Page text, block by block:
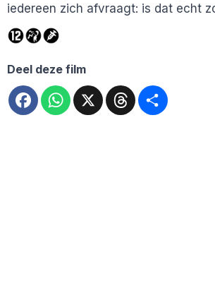
iedereen zich afvraagt: is dat echt
Deel deze film
FacebookWhatsApp
X Threads